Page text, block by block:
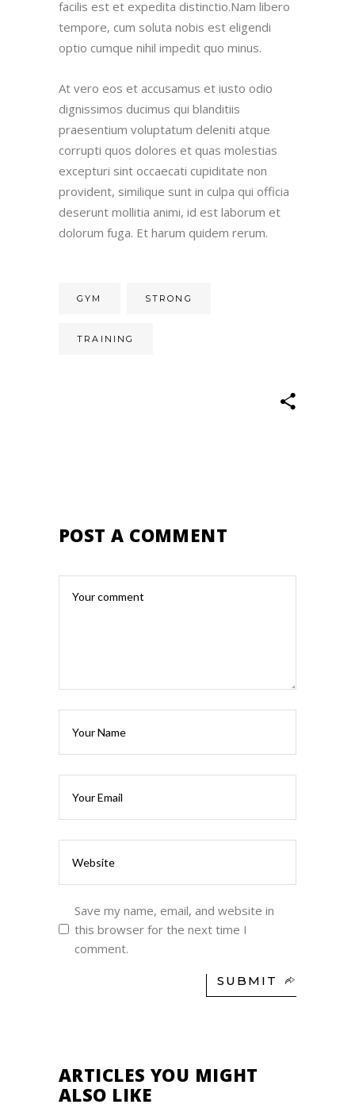
facilis est et expedita distinctio.Nam libero
tempore, cum soluta nobis est eligendi
optio cumque nihil impedit quo minus.
At vero eos et accusamus et iusto odio
dignissimos ducimus qui blanditiis
praesentium voluptatum deleniti atque
corrupti quos dolores et quas molestias
excepturi sint occaecati cupiditate non
provident, similique sunt in culpa qui officia
deserunt mollitia animi, id est laborum et
dolorum fuga. Et harum quidem rerum.
GYM STRONG
TRAINING
POST A COMMENT
Save my name, email, and website in
this browser for the next time I
comment.
SUBMIT
ARTICLES YOU MIGHT
ALSO LIKE